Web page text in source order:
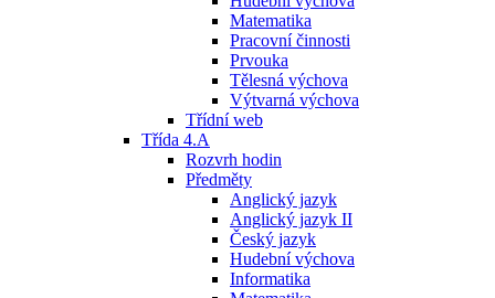
Matematika
Pracovní činnosti
Prvouka
Tělesná výchova
Výtvarná výchova
Třídní web
Třída 4.A
Rozvrh hodin
Předměty
Anglický jazyk
Anglický jazyk II
Český jazyk
Hudební výchova
Informatika